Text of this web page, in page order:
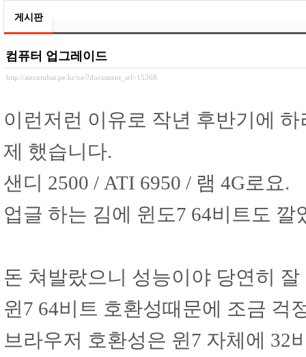
게시판
컴퓨터 업그레이드
http://aircombat.pe.kr/xe/?document_srl=15368
이런저런 이유로 작년 후반기에
제 했습니다.
샌디 2500 / ATI 6950 / 램 4G로요.
업글 하는 김에 윈도7 64비트도 깔
돈 쳐발랐으니 성능이야 당연히
윈7 64비트 호환성때문에 조금 걱
브라우저 호환성은 윈7 자체에 32